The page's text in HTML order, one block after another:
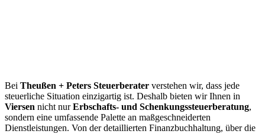
Bei Theußen + Peters Steuerberater verstehen wir, dass jede
steuerliche Situation einzigartig ist. Deshalb bieten wir Ihnen in
Viersen nicht nurErbschafts- und Schenkungssteuerberatung,
sondern eine umfassende Palette an maßgeschneiderten
Dienstleistungen. Von der detaillierten Finanzbuchhaltung, über die